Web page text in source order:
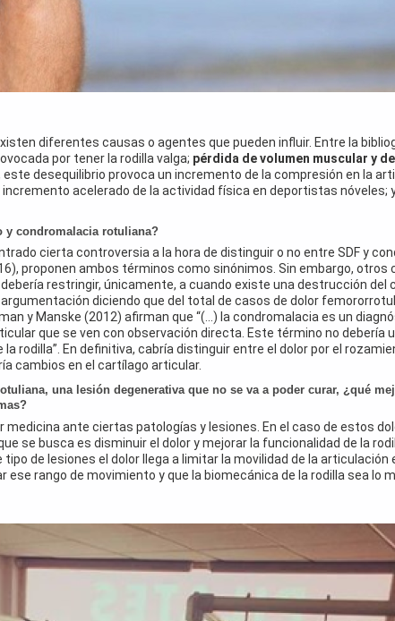
diferentes causas o agentes que pueden influir. Entre la
por tener la rodilla valga; pérdida de volumen muscular y
desequilibrio provoca un incremento de la compresión en la
incremento acelerado de la actividad física en deportistas nóveles;
condromalacia rotuliana?
cierta controversia a la hora de distinguir o no entre SDF y
proponen ambos términos como sinónimos. Sin embargo, otros
restringir, únicamente, a cuando existe una destrucción del
diciendo que del total de casos de dolor
y Manske (2012) afirman que “(...) la condromalacia es un
que se ven con observación directa. Este término no debería
rodilla”. En definitiva, cabría distinguir entre el dolor por el
cambios en el cartílago articular.
una lesión degenerativa que no se va a poder curar, ¿qué
ante ciertas patologías y lesiones. En el caso de estos
se busca es disminuir el dolor y mejorar la funcionalidad de la
de lesiones el dolor llega a limitar la movilidad de la articulación
ese rango de movimiento y que la biomecánica de la rodilla sea lo